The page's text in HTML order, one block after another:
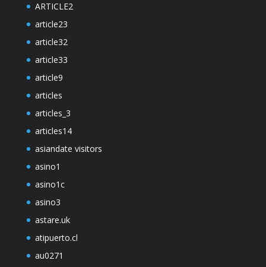
ARTICLE2
article23
article32
article33
article9
articles
articles_3
articles14
asiandate visitors
asino1
asino1c
asino3
astare.uk
atipuerto.cl
au0271